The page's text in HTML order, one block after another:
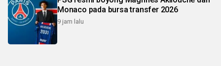
Monaco pada bursa transfer 2026
9 jam lalu